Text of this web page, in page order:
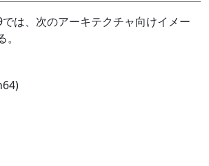
は、次のアーキテクチャ向けイメー